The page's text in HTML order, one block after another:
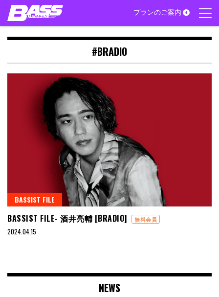
Skip
content
プランのご案内
#BRADIO
BASSIST FILE
BASSIST FILE- 酒井亮輔 [BRADIO] 無料会員
2024.04.15
NEWS